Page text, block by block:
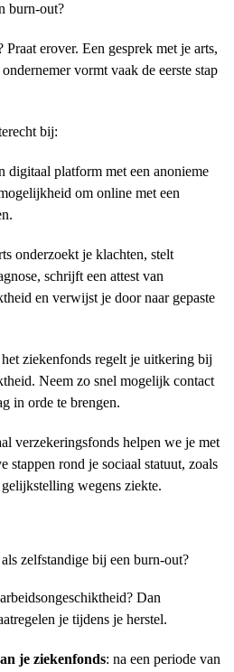
burn-out?
erover. Een gesprek met je arts,
vormt vaak de eerste stap
bij:
digitaal platform met een anonieme
om online met een
onderzoekt je klachten, stelt
schrijft een attest van
en verwijst je door naar gepaste
het ziekenfonds regelt je uitkering bij
Neem zo snel mogelijk contact
in orde te brengen.
verzekeringsfonds helpen we je met
stappen rond je sociaal statuut, zoals
wegens ziekte.
zelfstandige bij een burn-out?
Dan
je tijdens je herstel.
je ziekenfonds: na een periode van